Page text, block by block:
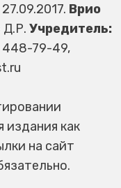
Врио
Д.Р. Учредитель:
448-79-49,
издания как
на сайт